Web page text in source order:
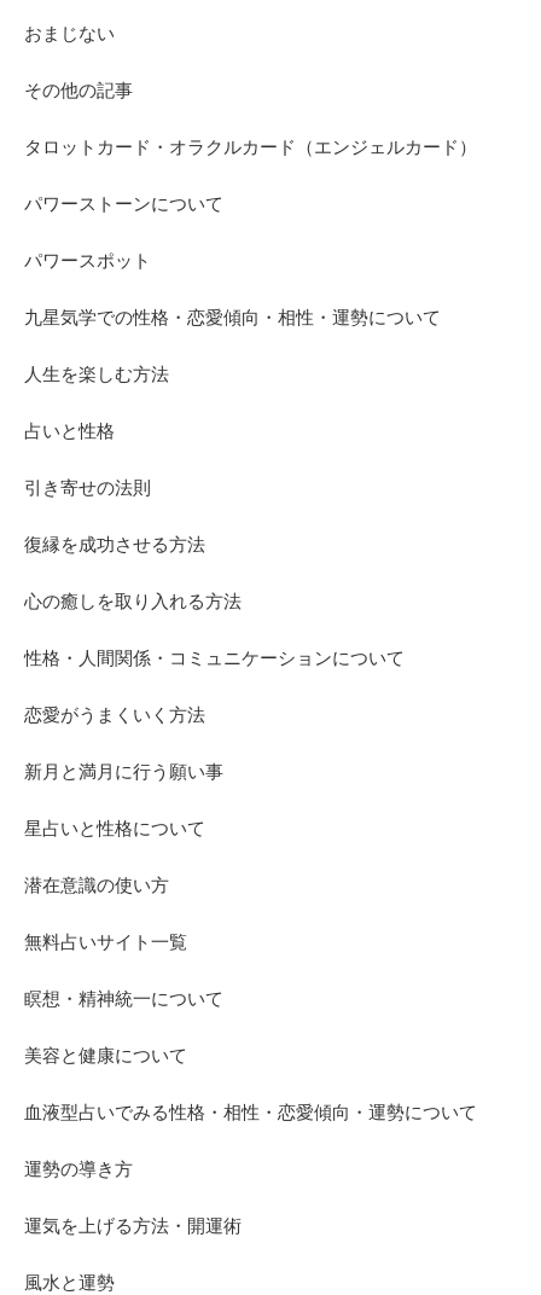
おまじない
その他の記事
タロットカード・オラクルカード（エンジェルカード）
パワーストーンについて
パワースポット
九星気学での性格・恋愛傾向・相性・運勢について
人生を楽しむ方法
占いと性格
引き寄せの法則
復縁を成功させる方法
心の癒しを取り入れる方法
性格・人間関係・コミュニケーションについて
恋愛がうまくいく方法
新月と満月に行う願い事
星占いと性格について
潜在意識の使い方
無料占いサイト一覧
瞑想・精神統一について
美容と健康について
血液型占いでみる性格・相性・恋愛傾向・運勢について
運勢の導き方
運気を上げる方法・開運術
風水と運勢